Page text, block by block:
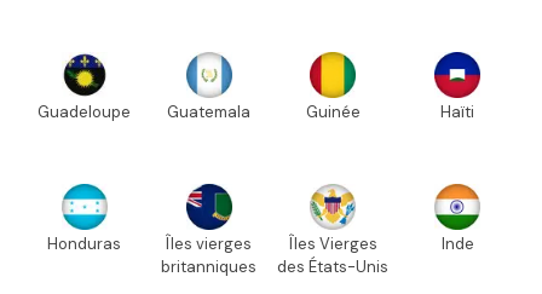
Guadeloupe Guatemala Guinée Haïti
Honduras
Îles vierges
britanniques
Îles Vierges
des États-Unis
Inde